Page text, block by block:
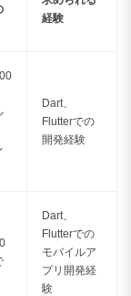
経験
Dart、
Flutterでの
開発経験
Dart、
Flutterでの
モバイルア
プリ開発経
験